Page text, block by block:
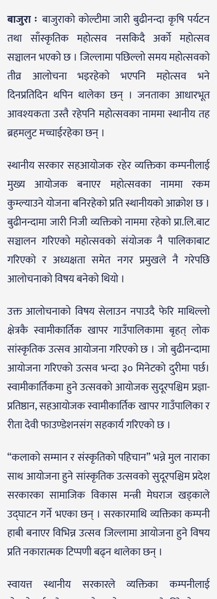
बाजुरा ःबाजुराको कोल्टीमा जारी बुढीनन्दा कृषि पर्यटन
तथा साँस्कृतिक महोत्सव नसकिदै अर्को महोत्सव
सञ्चालन भएको छ । जिल्लामा पछिल्लो समय महोत्सवको
तीव्र आलोचना भइरहेको भएपनि महोत्सव भने
दिनप्रतिदिन थपिन थालेका छन् । जनताका आधारभूत
आवश्यकता उस्तै रहेपनि महोत्सवका नाममा स्थानीय तह
ब्रहमलुट मच्चाईरहेका छन् ।
स्थानीय सरकार सहआयोजक रहेर व्यक्तिका कम्पनीलाई
मुख्य आयोजक बनाएर महोत्सवका नाममा रकम
कुम्ल्याउने योजना बनिरहेको प्रति स्थानीयको आक्रोश छ ।
बुढीनन्दामा जारी निजी व्यक्तिको नाममा रहेको प्रा.लि.बाट
सञ्चालन गरिएको महोत्सवको संयोजक नै पालिकाबाट
गरिएको र अध्यक्षता समेत नगर प्रमुखले नै गरेपछि
आलोचनाको विषय बनेको थियो ।
उक्त आलोचनाको विषय सेलाउन नपाउदै फेरि माथिल्लो
क्षेत्रकै स्वामीकार्तिक खापर गाउँपालिकामा बृहत् लोक
सांस्कृतिक उत्सव आयोजना गरिएको छ । जो बुढीनन्दामा
आयोजना गरिएको उत्सव भन्दा ३० मिनेटको दुरीमा पर्छ।
स्वामीकार्तिकमा हुने उत्सवको आयोजक सुदूरपश्चिम प्रज्ञा-
प्रतिष्ठान, सहआयोजक स्वामीकार्तिक खापर गाउँपालिका र
रीता देवी फाउण्डेशनसंग सहकार्य गरिएको छ ।
“कलाको सम्मान र संस्कृतिको पहिचान” भन्ने मुल नाराका
साथ आयोजना हुने सांस्कृतिक उत्सवको सुदूरपश्चिम प्रदेश
सरकारका सामाजिक विकास मन्त्री मेघराज खड्काले
उद्घाटन गर्ने भएका छन् । सरकारमाथि व्यक्तिका कम्पनी
हाबी बनाएर विभिन्न उत्सव जिल्लामा आयोजना हुने विषय
प्रति नकारात्मक टिप्पणी बढ्न थालेका छन् ।
स्वायत्त स्थानीय सरकारले व्यक्तिका कम्पनीलाई